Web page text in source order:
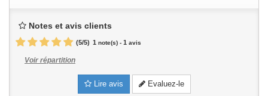
Notes et avis clients
(5/5) 1 note(s) - 1 avis
Voir répartition
Lire avis Evaluez-le